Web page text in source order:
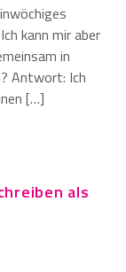
kann mir aber
in
Antwort: Ich
[…]
als